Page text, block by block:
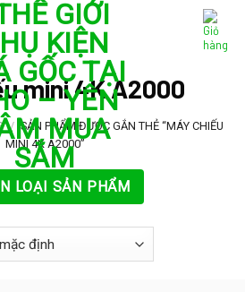
mini 4K A2000
/ SẢN PHẨM ĐƯỢC GẮN THẺ “MÁY CHIẾU
MINI 4K A2000”
LOẠI SẢN PHẨM